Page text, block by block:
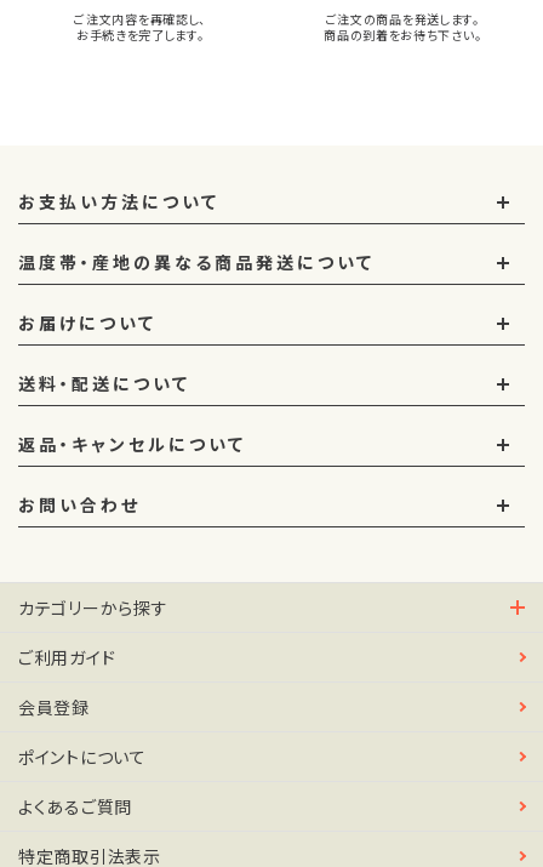
ご注文内容を再確認し、
お手続きを完了します。
ご注文の商品を発送します。
商品の到着をお待ち下さい。
お支払い方法について
送料・配送について
返品・キャンセルについて
お問い合わせ
温度帯・産地の異なる商品発送について
お届けについて
カテゴリーから探す
ご利用ガイド
会員登録
ポイントについて
よくあるご質問
特定商取引法表示